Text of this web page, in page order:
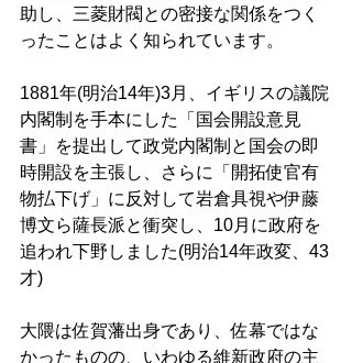
助し、三菱財閥との密接な関係をつく
ったことはよく知られています。
1881年(明治14年)3月、イギリスの議院
内閣制を手本にした「国会開設意見
書」を提出して政党内閣制と国会の即
時開設を主張し、さらに「開拓使官有
物払下げ」に反対して岩倉具視や伊藤
博文ら薩長派と衝突し、10月に政府を
追われ下野しました(明治14年政変、43
才)
大隈は佐賀藩出身であり、佐幕ではな
かったものの、いわゆる維新政府の主